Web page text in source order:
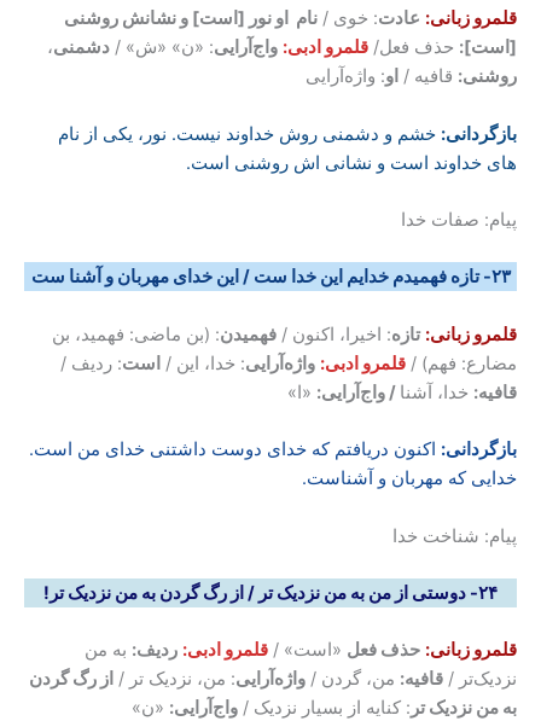
قلمرو زبانی: عادت: خوی / نام او نور [است] و نشانش روشنی
[است]: حذف فعل/ قلمرو ادبی: واج‌آرایی: «ن» «ش» / دشمنی،
روشنی: قافیه / او: واژه‌آرایی
بازگردانی: خشم و دشمنی روش خداوند نیست. نور، یکی از نام
های خداوند است و نشانی اش روشنی است.
پیام: صفات خدا
۲۳- تازه فهمیدم خدایم این خدا ست / این خدای مهربان و آشنا ست
قلمرو زبانی: تازه: اخیرا، اکنون / فهمیدن: (بن ماضی: فهمید، بن
مضارع: فهم) / قلمرو ادبی: واژه‌آرایی: خدا، این / است: ردیف /
قافیه: خدا، آشنا / واج‌آرایی: «ا»
بازگردانی: اکنون دریافتم که خدای دوست داشتنی خدای من است.
خدایی که مهربان و آشناست.
پیام: شناخت خدا
۲۴- دوستی از من به من نزدیک تر / از رگ گردن به من نزدیک تر !
قلمرو زبانی: حذف فعل «است» / قلمرو ادبی: ردیف: به من
نزدیک‌تر / قافیه: من، گردن / واژه‌آرایی: من، نزدیک تر / از رگ گردن
به من نزدیک تر : کنایه از بسیار نزدیک / واج‌آرایی: «ن»